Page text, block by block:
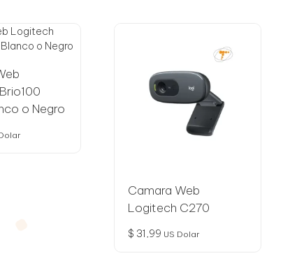
o Negro
Camara Web
Logitech C270
$ 31,99 US Dolar